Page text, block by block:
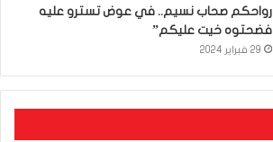
رواحكم صحاب نسيم.. في عوض تسترو عليه
فضحتوه خيت عليكم”
29 فبراير 2024